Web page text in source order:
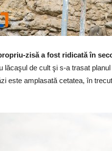
zisă a fost ridicată în
lăcaşul de cult şi s-a trasat
este amplasată cetatea, în